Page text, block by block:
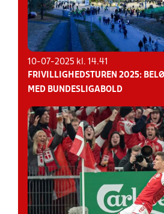
10-07-2025 kl. 14.41
FRIVILLIGHEDSTUREN 2025:
MED BUNDESLIGABOLD